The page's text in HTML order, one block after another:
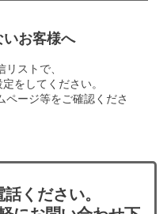
いお客様へ
ストで、
をしてください。
ページ等をご確認くださ
ください。